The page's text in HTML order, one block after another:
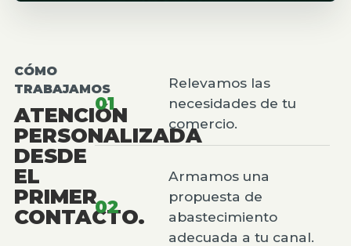
CÓMO
TRABAJAMOS
ATENCIÓN
PERSONALIZADA
DESDE
EL
PRIMER
CONTACTO.
01
Relevamos las
necesidades de tu
comercio.
02
Armamos una
propuesta de
abastecimiento
adecuada a tu canal.